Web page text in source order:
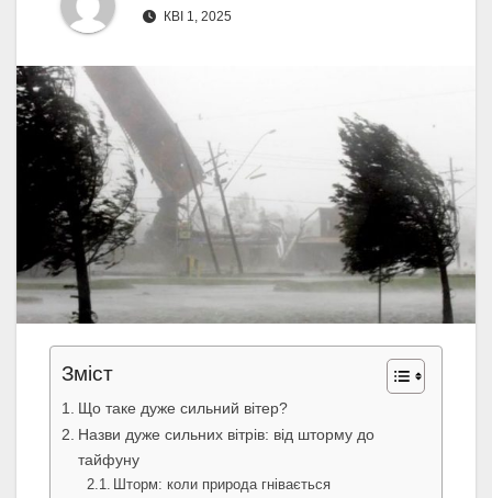
КВІ 1, 2025
Зміст
Що таке дуже сильний вітер?
Назви дуже сильних вітрів: від шторму до
тайфуну
Шторм: коли природа гнівається